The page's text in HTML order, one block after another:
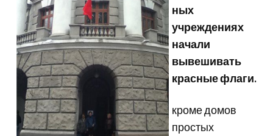
ных
учреждениях
начали
вывешивать
красные флаги.
кроме домов
простых